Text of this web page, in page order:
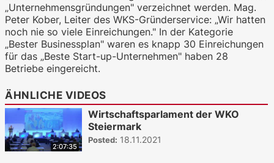
„Unternehmensgründungen" verzeichnet werden. Mag.
Peter Kober, Leiter des WKS-Gründerservice: „Wir hatten
noch nie so viele Einreichungen." In der Kategorie
„Bester Businessplan" waren es knapp 30 Einreichungen
für das „Beste Start-up-Unternehmen" haben 28
Betriebe eingereicht.
ÄHNLICHE VIDEOS
2:07:35
Wirtschaftsparlament der WKO
Steiermark
Posted: 18.11.2021